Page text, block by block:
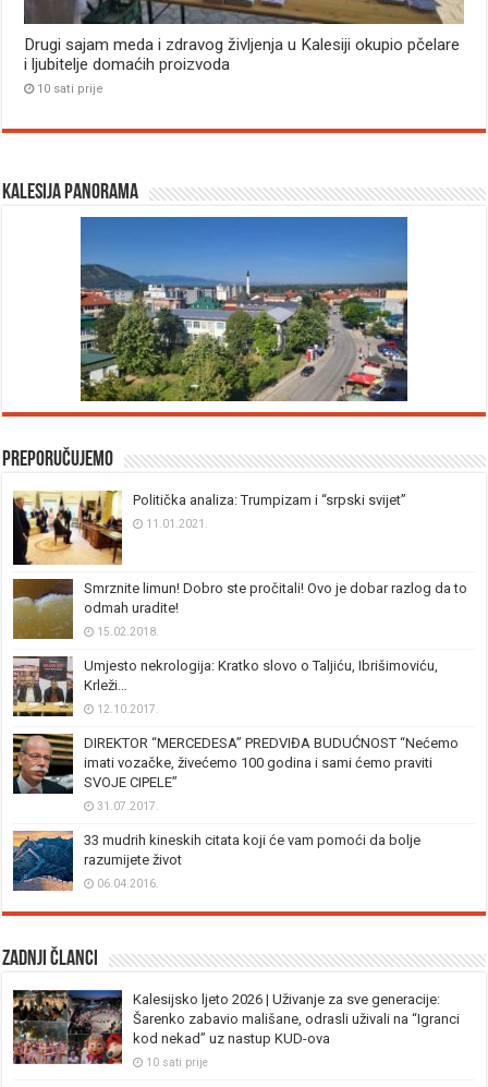
Drugi sajam meda i zdravog življenja u Kalesiji okupio pčelare
i ljubitelje domaćih proizvoda
10 sati prije
Kalesija panorama
Preporučujemo
Politička analiza: Trumpizam i “srpski svijet”
11.01.2021.
Smrznite limun! Dobro ste pročitali! Ovo je dobar razlog da to
odmah uradite!
15.02.2018.
Umjesto nekrologija: Kratko slovo o Taljiću, Ibrišimoviću,
Krleži…
12.10.2017.
DIREKTOR “MERCEDESA” PREDVIĐA BUDUĆNOST “Nećemo
imati vozačke, živećemo 100 godina i sami ćemo praviti
SVOJE CIPELE”
31.07.2017.
33 mudrih kineskih citata koji će vam pomoći da bolje
razumijete život
06.04.2016.
Zadnji članci
Kalesijsko ljeto 2026 | Uživanje za sve generacije:
Šarenko zabavio mališane, odrasli uživali na “Igranci
kod nekad” uz nastup KUD-ova
10 sati prije